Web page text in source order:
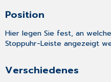
Position
Hier legen Sie fest, an
Stoppuhr-Leiste angezeigt
Verschiedenes